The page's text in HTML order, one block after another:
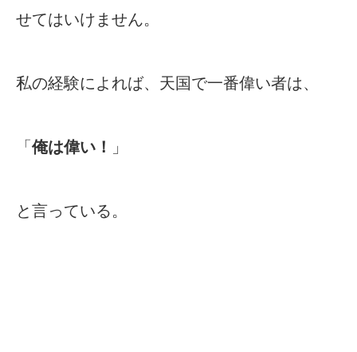
せてはいけません。
私の経験によれば、天国で一番偉い者は、
「 俺は偉い！ 」
と言っている。